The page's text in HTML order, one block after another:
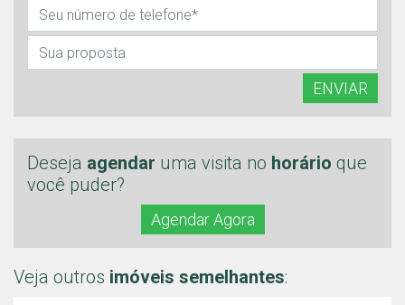
ENVIAR
Deseja agendar uma visita no horário que
você puder?
Agendar Agora
Veja outros imóveis semelhantes: